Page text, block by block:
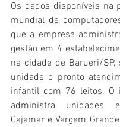
Os dados disponíveis na
mundial de
que a empresa
gestão em 4
na cidade de Barueri/
unidade o pronto
infantil com 76 leitos. O
administra unidades
Cajamar e Vargem